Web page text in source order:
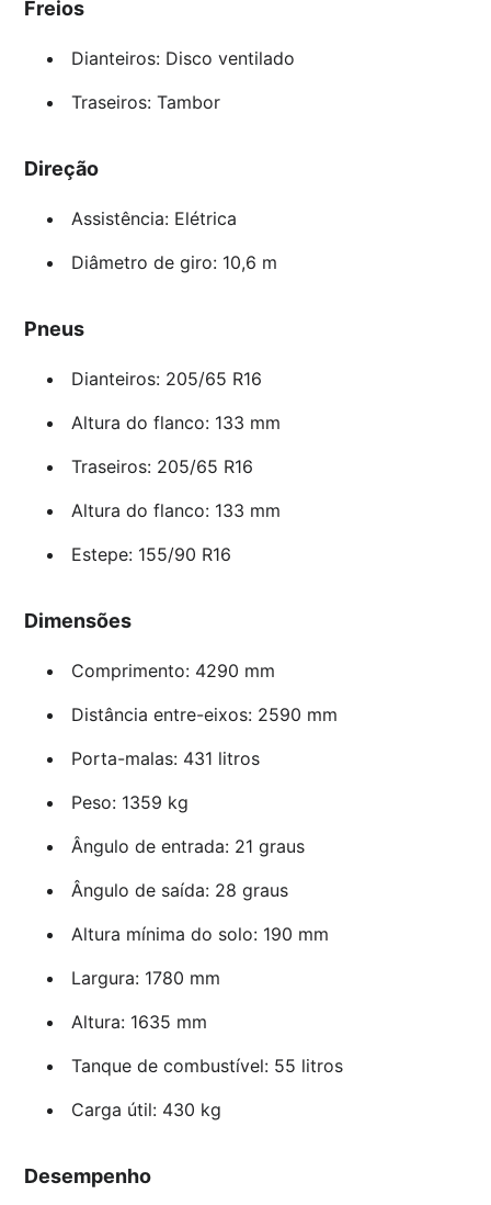
Freios
Dianteiros: Disco ventilado
Traseiros: Tambor
Direção
Assistência: Elétrica
Diâmetro de giro: 10,6 m
Pneus
Dianteiros: 205/65 R16
Altura do flanco: 133 mm
Traseiros: 205/65 R16
Altura do flanco: 133 mm
Estepe: 155/90 R16
Dimensões
Comprimento: 4290 mm
Distância entre-eixos: 2590 mm
Porta-malas: 431 litros
Peso: 1359 kg
Ângulo de entrada: 21 graus
Ângulo de saída: 28 graus
Altura mínima do solo: 190 mm
Largura: 1780 mm
Altura: 1635 mm
Tanque de combustível: 55 litros
Carga útil: 430 kg
Desempenho